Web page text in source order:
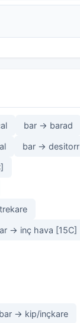
bar → barad
bar → desitorr
→ inç hava [15C]
bar → kip/inçkare